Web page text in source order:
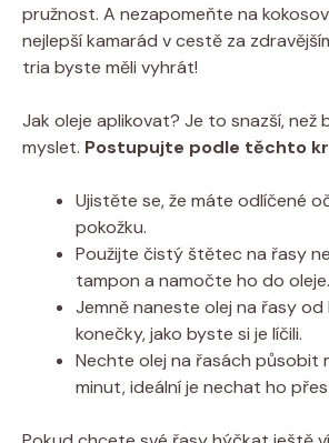
pružnost. A nezapomeňte ‍na
nejlepší ​kamarád v cestě za
tria⁣ byste měli vyhrát!
Jak⁢ oleje aplikovat? Je ‌to snazší, než⁤
myslet. Postupujte ⁢podle ‌těchto
Ujistěte se, že máte odlíčené
pokožku.
Použijte ⁤čistý štětec⁤ na řasy
tampon a namočte ho do ‌oleje.
Jemně naneste olej⁢ na řasy od
konečky, jako ⁣byste si je líčili.
Nechte olej na​ řasách působit
minut, ⁣ideální je nechat⁣ ho